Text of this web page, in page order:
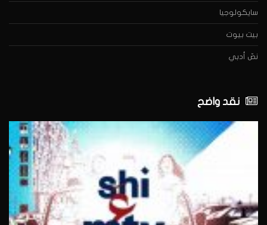
سايكولوجيا
بيت بيوت
نصّ أدبي
نقد واضح